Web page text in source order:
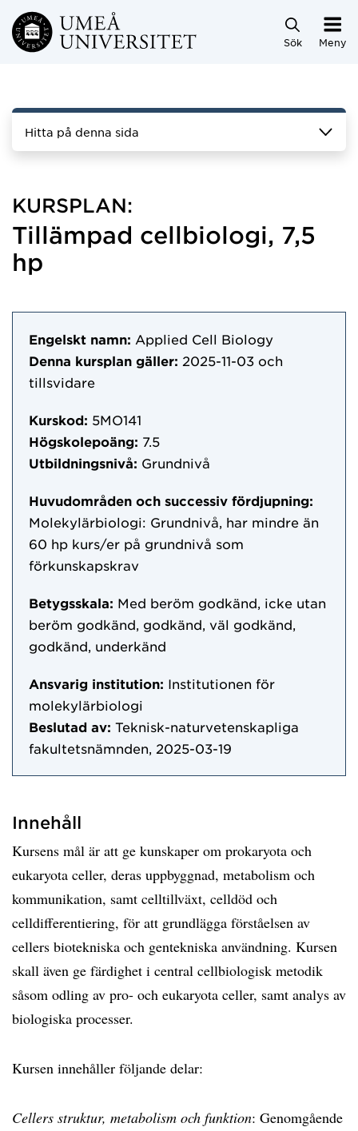
Hoppa direkt till innehållet
Sök Meny
Hitta på denna sida
KURSPLAN:
Tillämpad cellbiologi, 7,5
hp
Engelskt namn: Applied Cell Biology
Denna kursplan gäller: 2025-11-03 och
tillsvidare
Kurskod: 5MO141
Högskolepoäng: 7.5
Utbildningsnivå: Grundnivå
Huvudområden och successiv fördjupning:
Molekylärbiologi: Grundnivå, har mindre än
60 hp kurs/er på grundnivå som
förkunskapskrav
Betygsskala: Med beröm godkänd, icke utan
beröm godkänd, godkänd, väl godkänd,
godkänd, underkänd
Ansvarig institution: Institutionen för
molekylärbiologi
Beslutad av: Teknisk-naturvetenskapliga
fakultetsnämnden, 2025-03-19
Innehåll
Kursens mål är att ge kunskaper om prokaryota och
eukaryota celler, deras uppbyggnad, metabolism och
kommunikation, samt celltillväxt, celldöd och
celldifferentiering, för att grundlägga förståelsen av
cellers biotekniska och gentekniska användning. Kursen
skall även ge färdighet i central cellbiologisk metodik
såsom odling av pro- och eukaryota celler, samt analys av
biologiska processer.
Kursen innehåller följande delar:
Cellers struktur, metabolism och funktion: Genomgående